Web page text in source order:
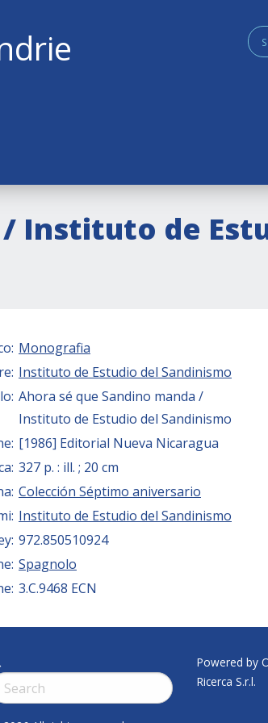
Instituto de
Monografia
Instituto de Estudio del Sandinismo
Ahora sé que Sandino manda /
Instituto de Estudio del Sandinismo
[1986] Editorial Nueva Nicaragua
327 p. : ill. ; 20 cm
Colección Séptimo aniversario
Instituto de Estudio del Sandinismo
972.850510924
Spagnolo
3.C.9468 ECN
Powered by
Ricerca S.r.l.